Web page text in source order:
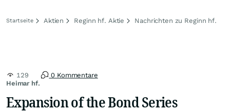
Startseite Aktien Reginn hf. Aktie Nachrichten zu Reginn hf.
Heimar hf.
129 0 Kommentare
Expansion of the Bond Series